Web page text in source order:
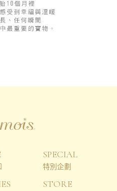
SPECIAL
特別企劃
STORE